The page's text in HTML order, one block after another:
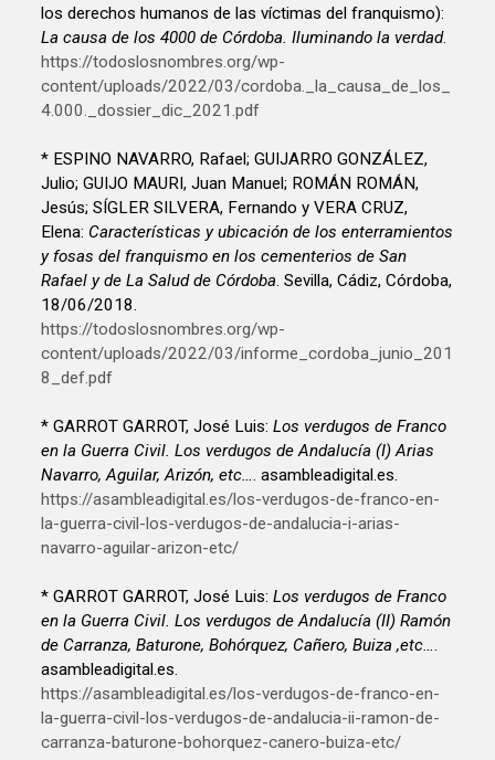
los derechos humanos de las víctimas del franquismo):
La causa de los 4000 de Córdoba. Iluminando la verdad.
https://todoslosnombres.org/wp-
content/uploads/2022/03/cordoba._la_causa_de_los_
4.000._dossier_dic_2021.pdf
* ESPINO NAVARRO, Rafael; GUIJARRO GONZÁLEZ,
Julio; GUIJO MAURI, Juan Manuel; ROMÁN ROMÁN,
Jesús; SÍGLER SILVERA, Fernando y VERA CRUZ,
Elena: Características y ubicación de los enterramientos
y fosas del franquismo en los cementerios de San
Rafael y de La Salud de Córdoba . Sevilla, Cádiz, Córdoba,
18/06/2018.
https://todoslosnombres.org/wp-
content/uploads/2022/03/informe_cordoba_junio_201
8_def.pdf
* GARROT GARROT, José Luis:Los verdugos de Franco
en la Guerra Civil. Los verdugos de Andalucía (I) Arias
Navarro, Aguilar, Arizón, etc…
. asambleadigital.es.
https://asambleadigital.es/los-verdugos-de-franco-en-
la-guerra-civil-los-verdugos-de-andalucia-i-arias-
navarro-aguilar-arizon-etc/
* GARROT GARROT, José Luis:Los verdugos de Franco
en la Guerra Civil. Los verdugos de Andalucía (II) Ramón
de Carranza, Baturone, Bohórquez, Cañero, Buiza ,etc…
asambleadigital.es.
https://asambleadigital.es/los-verdugos-de-franco-en-
la-guerra-civil-los-verdugos-de-andalucia-ii-ramon-de-
carranza-baturone-bohorquez-canero-buiza-etc/